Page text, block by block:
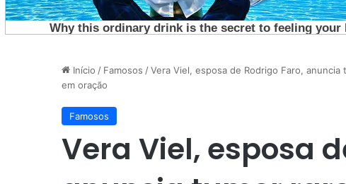
Início / Famosos /Vera Viel, esposa de Rodrigo Faro,
em oração
Famosos
Vera Viel, esposa